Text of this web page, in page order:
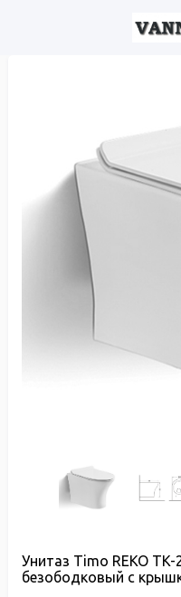
Унитаз Timo REKO
безободковый с